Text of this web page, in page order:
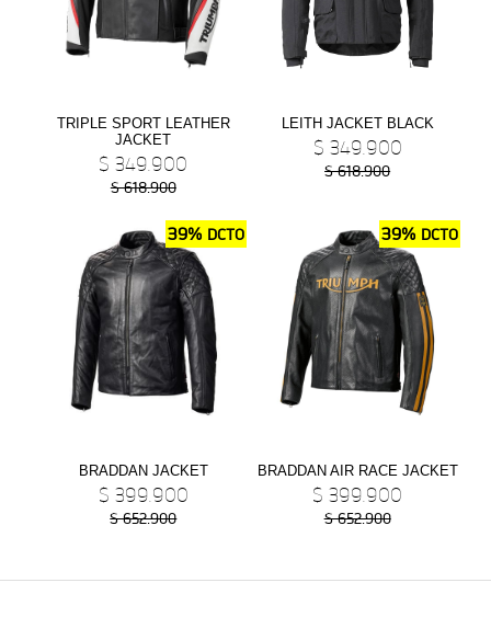
Precio desde $11.690.000
Precio desde $9.990.000
SCRAMBLER 900
Precio desde $12.190.000
SCRAMBLER 900
Precio desde $12.690.000
TRIPLE SPORT LEATHER
JACKET
$ 349.900
$ 618.900
LEITH JACKET BLACK
$ 349.900
$ 618.900
39% DCTO
BRADDAN JACKET
$ 399.900
$ 652.900
39% DCTO
BRADDAN AIR RACE JACKET
$ 399.900
$ 652.900